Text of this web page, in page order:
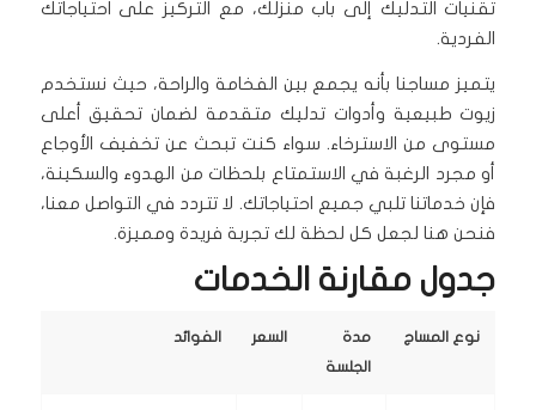
تقنيات التدليك إلى باب منزلك، مع التركيز على احتياجاتك
الفردية.
يتميز مساجنا بأنه يجمع بين الفخامة والراحة، حيث نستخدم
زيوت طبيعية وأدوات تدليك متقدمة لضمان تحقيق أعلى
مستوى من الاسترخاء. سواء كنت تبحث عن تخفيف الأوجاع
أو مجرد الرغبة في الاستمتاع بلحظات من الهدوء والسكينة،
فإن خدماتنا تلبي جميع احتياجاتك. لا تتردد في التواصل معنا،
فنحن هنا لجعل كل لحظة لك تجربة فريدة ومميزة.
جدول مقارنة الخدمات
نوع المساج
مدة
الجلسة
السعر الفوائد